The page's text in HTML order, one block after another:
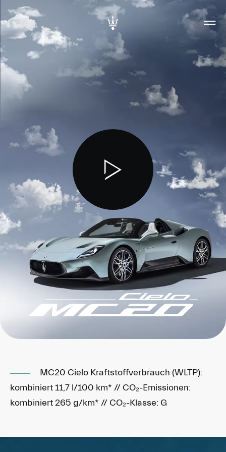
MC20 Cielo Kraftstoffverbrauch (WLTP):
kombiniert 11,7 l/100 km* // CO₂-Emissionen:
kombiniert 265 g/km* // CO₂-Klasse: G